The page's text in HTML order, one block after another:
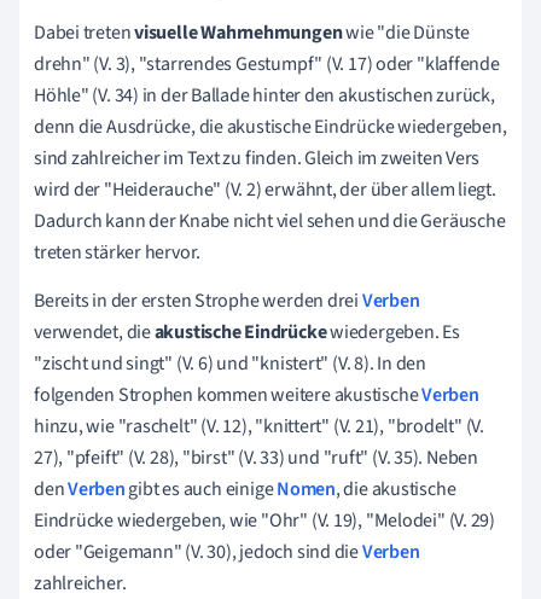
Dabei tretenvisuelle Wahrnehmungenwie "die Dünste
drehn" (V. 3), "starrendes Gestumpf" (V. 17) oder "klaffende
Höhle" (V. 34) in der Ballade hinter den akustischen zurück,
denn die Ausdrücke, die akustische Eindrücke wiedergeben,
sind zahlreicher im Text zu finden. Gleich im zweiten Vers
wird der "Heiderauche" (V. 2) erwähnt, der über allem liegt.
Dadurch kann der Knabe nicht viel sehen und die Geräusche
treten stärker hervor.
Bereits in der ersten Strophe werden dreiVerben
verwendet, dieakustische Eindrückewiedergeben. Es
"zischt und singt" (V. 6) und "knistert" (V. 8). In den
folgenden Strophen kommen weitere akustischeVerben
hinzu, wie "raschelt" (V. 12), "knittert" (V. 21), "brodelt" (V.
27), "pfeift" (V. 28), "birst" (V. 33) und "ruft" (V. 35). Neben
denVerbengibt es auch einigeNomen, die akustische
Eindrücke wiedergeben, wie "Ohr" (V. 19), "Melodei" (V. 29)
oder "Geigemann" (V. 30), jedoch sind dieVerben
zahlreicher.